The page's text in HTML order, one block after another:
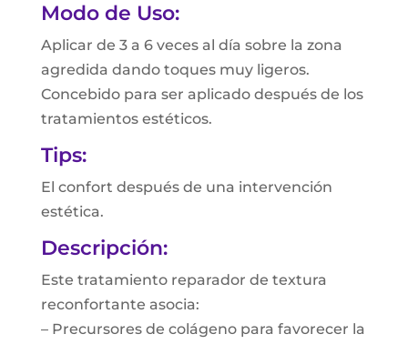
Modo de Uso:
Aplicar de 3 a 6 veces al día sobre la zona
agredida dando toques muy ligeros.
Concebido para ser aplicado después de los
tratamientos estéticos.
Tips:
El confort después de una intervención
estética.
Descripción:
Este tratamiento reparador de textura
reconfortante asocia:
– Precursores de colágeno para favorecer la